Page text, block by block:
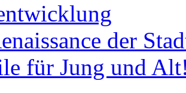
der
für Jung und